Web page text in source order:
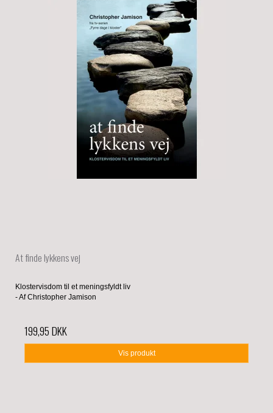
At finde lykkens vej
Klostervisdom til et meningsfyldt liv
- Af Christopher Jamison
199,95 DKK
Vis produkt